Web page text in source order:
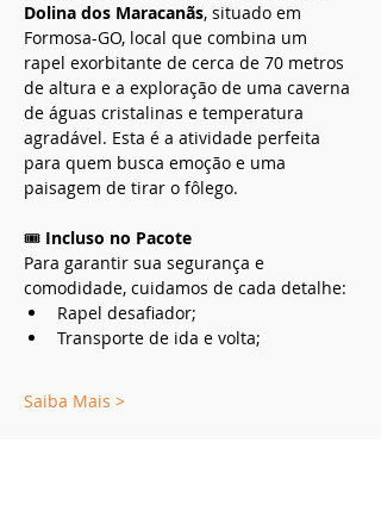
Dolina dos Maracanãs, situado em
Formosa-GO, local que combina um
rapel exorbitante de cerca de 70 metros
de altura e a exploração de uma caverna
de águas cristalinas e temperatura
agradável. Esta é a atividade perfeita
para quem busca emoção e uma
paisagem de tirar o fôlego.
🎟️ Incluso no Pacote
Para garantir sua segurança e
comodidade, cuidamos de cada detalhe:
Rapel desafiador;
Transporte de ida e volta;
Saiba Mais >